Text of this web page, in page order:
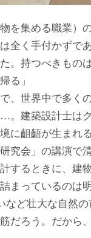
を集める職業）
全く手付かずで
。持つべきもの
る」
、世界中で多く
。建築設計士は
に齟齬が生まれる
究会」の講演で
するときに、建
まっているのは明
ど壮大な自然
だろう。だから